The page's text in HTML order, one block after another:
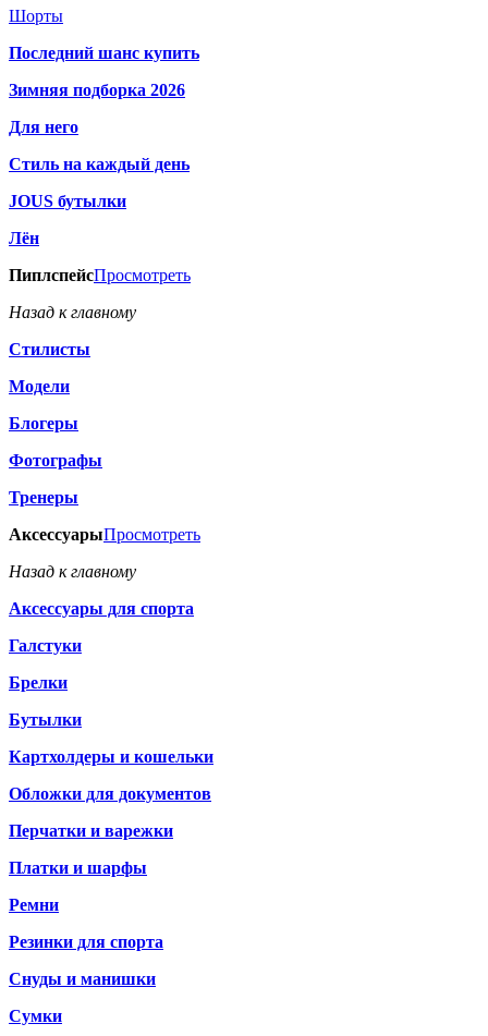
Шорты
Последний шанс купить
Зимняя подборка 2026
Для него
Стиль на каждый день
JOUS бутылки
Лён
ПиплспейсПросмотреть
Назад к главному
Стилисты
Модели
Блогеры
Фотографы
Тренеры
АксессуарыПросмотреть
Назад к главному
Аксессуары для спорта
Галстуки
Брелки
Бутылки
Картхолдеры и кошельки
Обложки для документов
Перчатки и варежки
Платки и шарфы
Ремни
Резинки для спорта
Снуды и манишки
Сумки